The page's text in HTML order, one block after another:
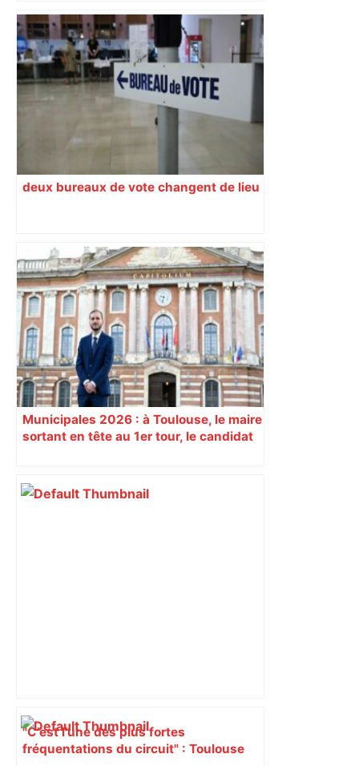
A680 Toulouse fermée dans les 2 sens
– Radio VINCI Autoroutes
deux bureaux de vote changent de lieu
Municipales 2026 : à Toulouse, le maire
sortant en tête au 1er tour, le candidat
"C’est l’une des plus fortes
fréquentations du circuit" : Toulouse